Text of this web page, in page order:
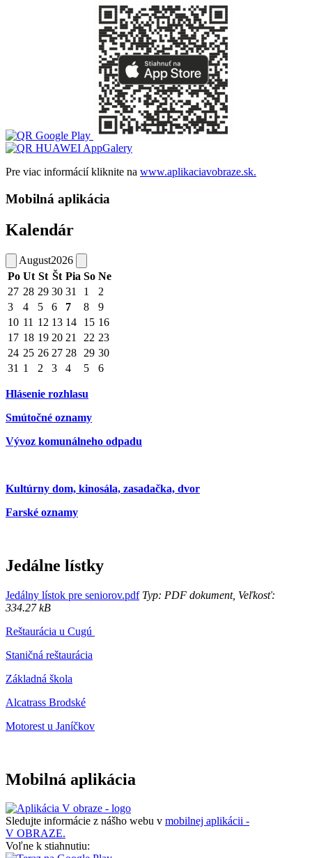
Pre viac informácií kliknite na www.aplikaciavobraze.sk.
Mobilná aplikácia
Kalendár
August2026
Po Ut St Št Pia So Ne
27 28 29 30 31 1
2
3
4 5 6 7 8
9
10 11 12 13 14 15 16
17 18 19 20 21 22 23
24 25 26 27 28 29 30
31 1 2 3 4 5 6
Hlásenie rozhlasu
Smútočné oznamy
Vývoz komunálneho odpadu
Kultúrny dom, kinosála, zasadačka, dvor
Farské oznamy
Jedálne lístky
Jedálny lístok pre seniorov.pdfTyp: PDF dokument, Veľkosť:
334.27 kB
Reštaurácia u Cugú
Staničná reštaurácia
Základná škola
Alcatrass Brodské
Motorest u Janíčkov
Mobilná aplikácia
Sledujte informácie z nášho webu v mobilnej aplikácii -
V OBRAZE.
Voľne k stiahnutiu: